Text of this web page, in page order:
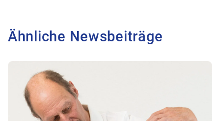
Ähnliche Newsbeiträge
Zum Beitrag Live-Webinar am 08.09.2026 zum Thema